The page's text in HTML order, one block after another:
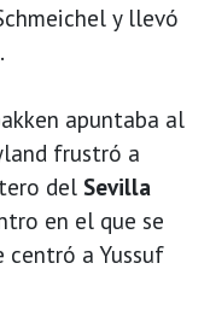
y llevó
apuntaba al
frustró a
del Sevilla
en el que se
centró a Yussuf